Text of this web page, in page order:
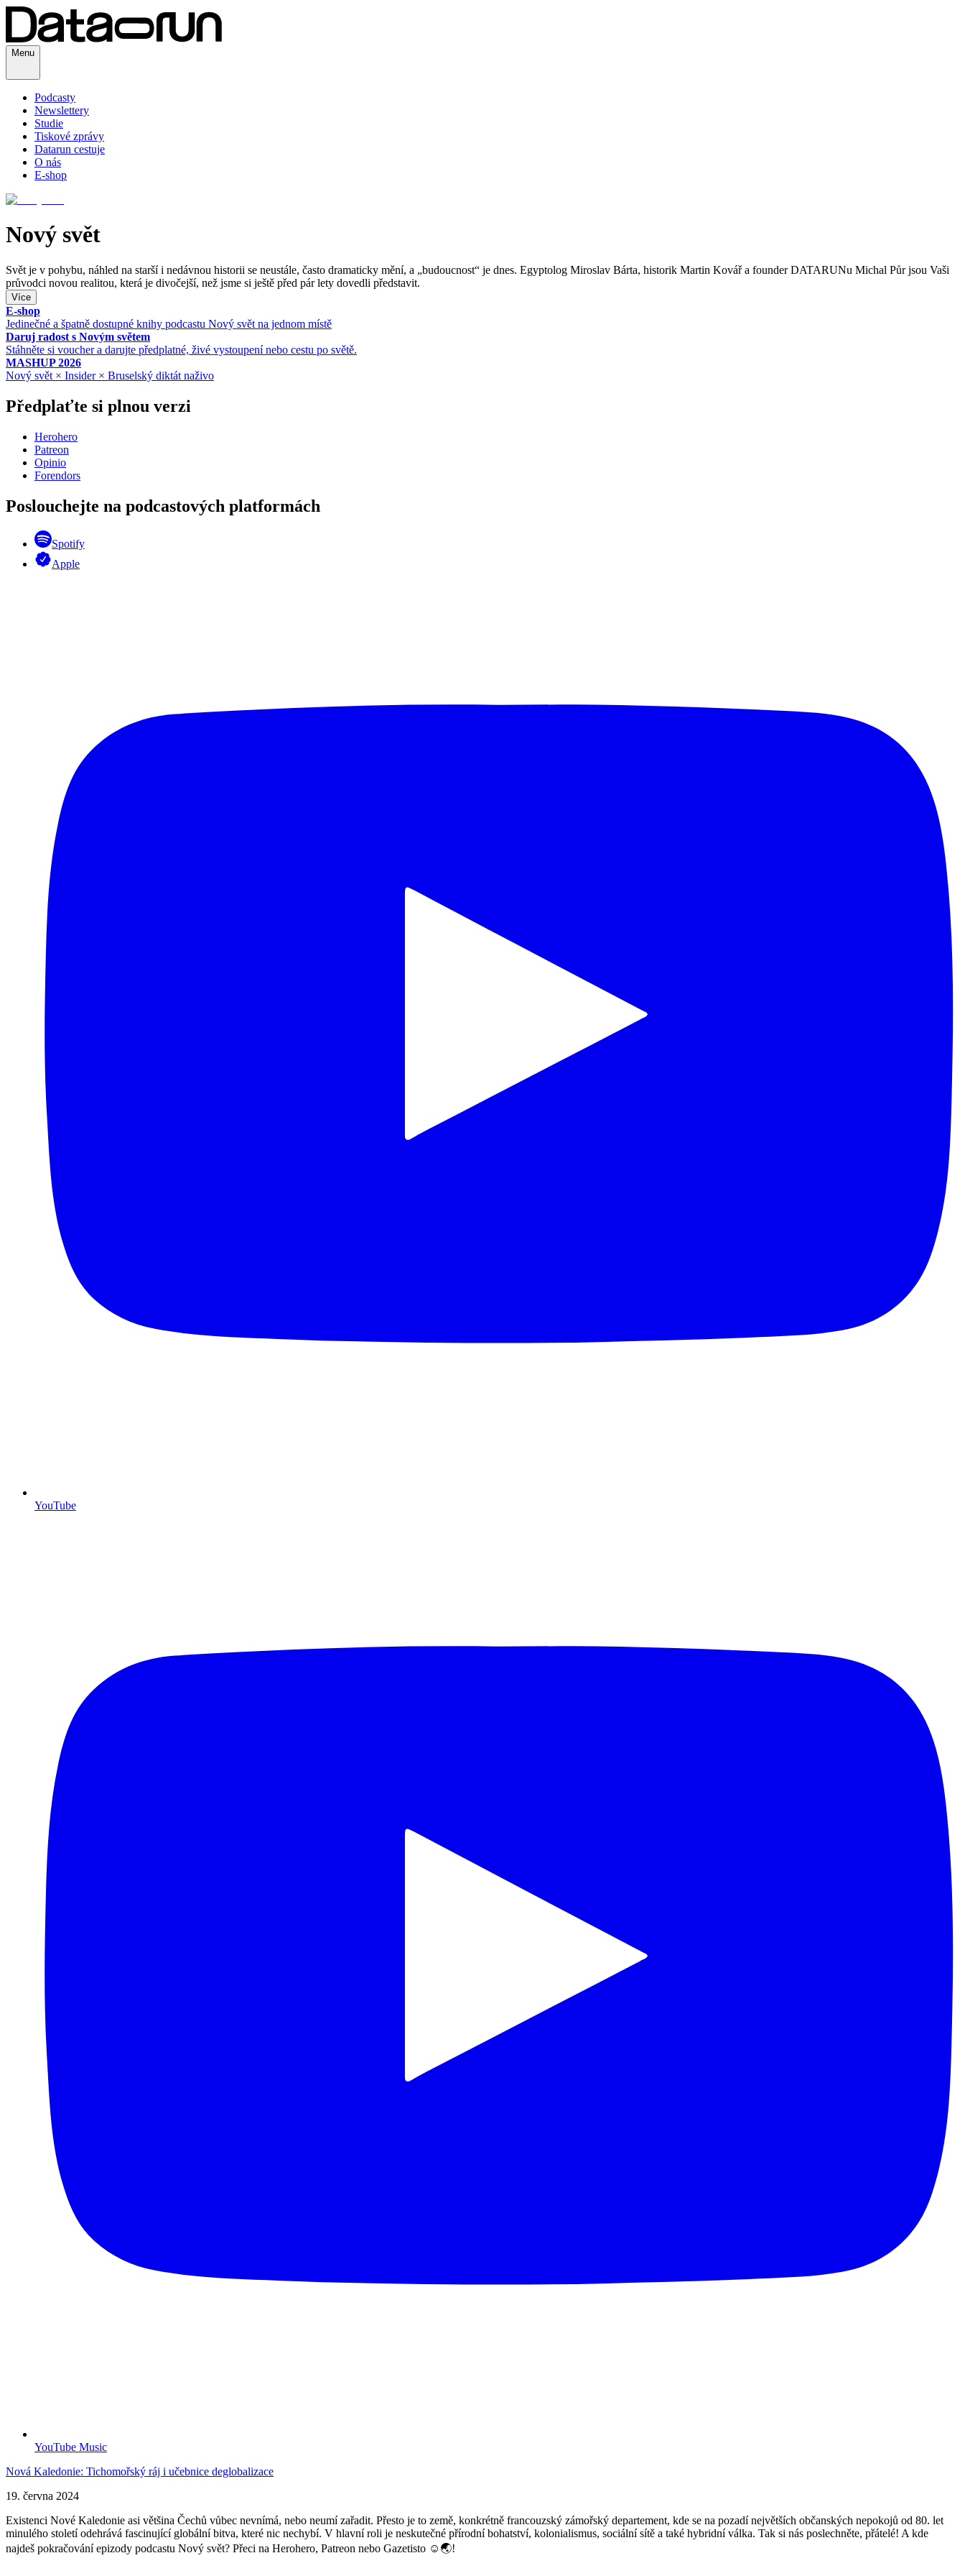
Menu
Podcasty
Newslettery
Studie
Tiskové zprávy
Datarun cestuje
O nás
E-shop
Nový svět
Svět je v pohybu, náhled na starší i nedávnou historii se neustále, často dramaticky mění, a „budoucnost“ je dnes. Egyptolog Miroslav Bárta, historik Martin Kovář a founder DATARUNu Michal Půr jsou Vaši
průvodci novou realitou, která je divočejší, než jsme si ještě před pár lety dovedli představit.
Více
E-shop
Jedinečné a špatně dostupné knihy podcastu Nový svět na jednom místě
Daruj radost s Novým světem
Stáhněte si voucher a darujte předplatné, živé vystoupení nebo cestu po světě.
MASHUP 2026
Nový svět × Insider × Bruselský diktát naživo
Předplaťte si plnou verzi
Herohero
Patreon
Opinio
Forendors
Poslouchejte na podcastových platformách
Spotify
Apple
YouTube
YouTube Music
Nová Kaledonie: Tichomořský ráj i učebnice deglobalizace
19. června 2024
Existenci Nové Kaledonie asi většina Čechů vůbec nevnímá, nebo neumí zařadit. Přesto je to země, konkrétně francouzský zámořský departement, kde se na pozadí největších občanských nepokojů od 80. let
minulého století odehrává fascinující globální bitva, které nic nechybí. V hlavní roli je neskutečné přírodní bohatství, kolonialismus, sociální sítě a také hybridní válka. Tak si nás poslechněte, přátelé! A kde
najdeš pokračování epizody podcastu Nový svět? Přeci na Herohero, Patreon nebo Gazetisto ☺️🌏!